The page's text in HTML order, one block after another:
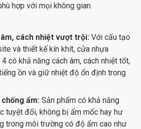
hợp với mọi không gian.
cách nhiệt vượt trội: Với cấu tạo
và thiết kế kín khít, cửa nhựa
có khả năng cách âm, cách nhiệt tốt,
ồn và giữ nhiệt độ ổn định trong
ẩm: Sản phẩm có khả năng
tuyệt đối, không bị ẩm mốc hay hư
trong môi trường có độ ẩm cao như